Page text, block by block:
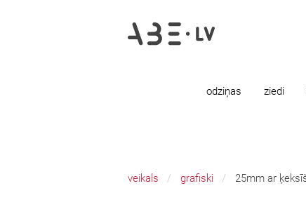
odziņas ziedi
veikals grafiski 25mm ar